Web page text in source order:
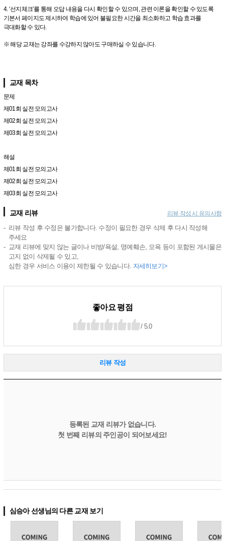
4. ‘선지체크’를 통해 오답 내용을 다시 확인할 수 있으며, 관련 이론을 확인할 수 있도록
기본서 페이지도 제시하여 학습에 있어 불필요한 시간을 최소화하고 학습 효과를
극대화할 수 있다.
※ 해당 교재는 강좌를 수강하지 않아도 구매하실 수 있습니다.
교재 목차
문제
제01회 실전 모의고사
제02회 실전 모의고사
제03회 실전 모의고사
해설
제01회 실전 모의고사
제02회 실전 모의고사
제03회 실전 모의고사
교재 리뷰 리뷰 작성 시 유의사항
리뷰 작성 후 수정은 불가합니다. 수정이 필요한 경우 삭제 후 다시 작성해
주세요
교재 리뷰에 맞지 않는 글이나 비방/욕설, 명예훼손, 모욕 등이 포함된 게시물은
고지 없이 삭제될 수 있고,
심한 경우 서비스 이용이 제한될 수 있습니다. 자세히보기>
좋아요 평점
/ 5.0
리뷰 작성
등록된 교재 리뷰가 없습니다.
첫 번째 리뷰의 주인공이 되어보세요!
심승아 선생님의 다른 교재 보기